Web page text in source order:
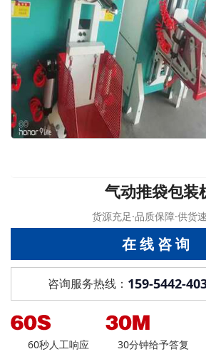
气动推袋包装
货源充足·品质保障·供货
在线咨询
咨询服务热线： 159-5442-
60秒人工响应 30分钟给予答复